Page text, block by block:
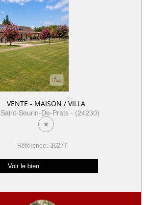
VENTE - MAISON / VILLA
Saint-Seurin-De-Prats - (24230)
Référence: 36277
Voir le bien